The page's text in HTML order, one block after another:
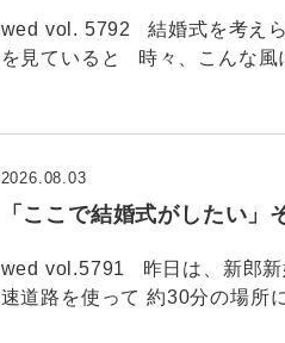
wed vol. 5792 結婚式を考え
を見ていると 時々、こんな
「ここで結婚式がしたい」
2026.08.03
wed vol.5791 昨日は、新郎新
速道路を使って 約30分の場所